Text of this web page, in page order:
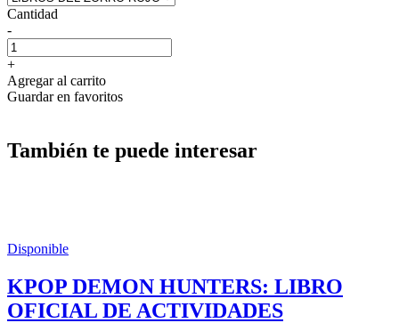
Cantidad
-
+
Agregar al carrito
Guardar en favoritos
También te puede interesar
Disponible
KPOP DEMON HUNTERS: LIBRO
OFICIAL DE ACTIVIDADES